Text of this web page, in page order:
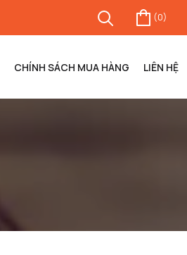
(0)
CHÍNH SÁCH MUA HÀNG LIÊN HỆ